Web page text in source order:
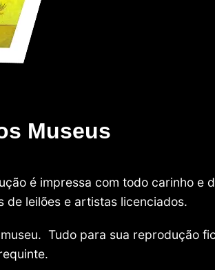
Museus
é impressa com todo carinho e
de leilões e artistas licenciados.
Tudo para sua reprodução